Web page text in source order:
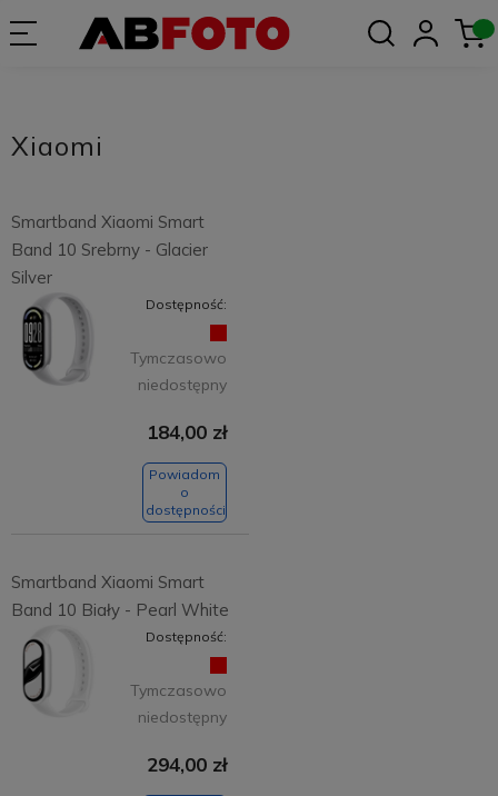
Xiaomi
Smartband Xiaomi Smart
Band 10 Srebrny - Glacier
Silver
Dostępność:
Tymczasowo
niedostępny
184,00 zł
Powiadom
o
dostępności
Smartband Xiaomi Smart
Band 10 Biały - Pearl White
Dostępność:
Tymczasowo
niedostępny
294,00 zł